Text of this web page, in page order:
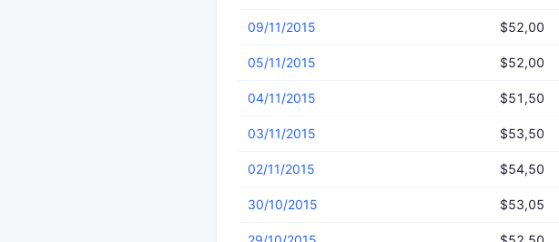
09/11/2015 $52,00
05/11/2015 $52,00
04/11/2015 $51,50
03/11/2015 $53,50
02/11/2015 $54,50
30/10/2015 $53,05